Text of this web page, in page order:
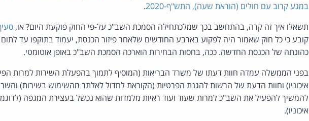
במגע קרוב עם חולים (הוראת שעה), התש"ף-2020
.
תשאלו איך זה קרה, בהתחשב בכך שמלכתחילה הסמכת השב"כ על-פי החוק פוקעת היום? או, סעיף 38 לחוק
קובע כי כל חוק שאמור היה לפקוע בארבע החודשים שלאחר פיזור הכנסת, יעמוד בתוקפו עד
כהונתה של הכנסת החדשה. ככה, בחסות הבחירות הוארכה הסמכת השב"כ באופן אוטומטי.
בפני הממשלה עמדה חוות דעתו של משרד הבריאות (המוסיף לתמוך בהפעלת השירות למרות
איכוניו) וחוות הדעת של הרשות להגנת הפרטיות (הקוראת לחדול לאלתר מהשימוש בשירות)
להמשיך להפעיל את השב"כ למרות שעוד ועוד ראיות מלמדות שהוא נכשל בעצירת המגפה
איכוניו).